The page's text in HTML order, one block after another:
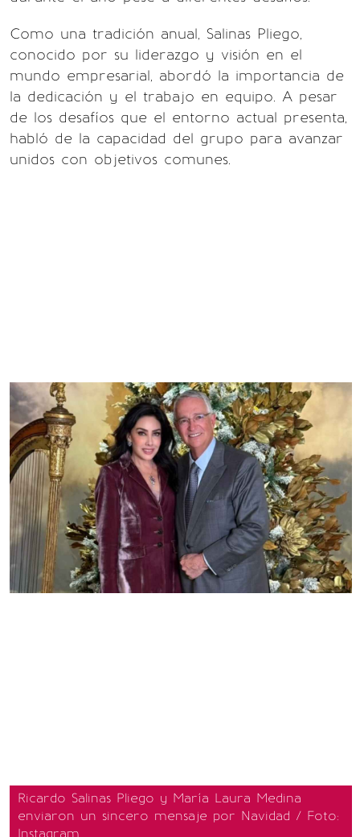
Como una tradición anual, Salinas Pliego,
conocido por su liderazgo y visión en el
mundo empresarial, abordó la importancia de
la dedicación y el trabajo en equipo. A pesar
de los desafíos que el entorno actual presenta,
habló de la capacidad del grupo para avanzar
unidos con objetivos comunes.
Ricardo Salinas Pliego y María Laura Medina
enviaron un sincero mensaje por Navidad / Foto:
Instagram